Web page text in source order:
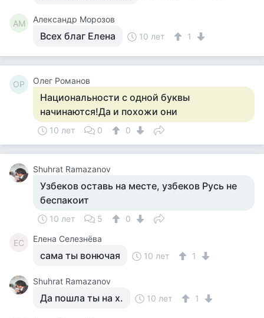
АМ Александр Морозов
Всех благ Елена 10 лет 1
ОР Олег Романов
Национальности с одной буквы
начинаются!Да и похожи они
10 лет 0 0
Shuhrat Ramazanov
Узбеков оставь на месте, узбеков Русь не
беспакоит
10 лет 5 0
ЕС Елена Селезнёва
сама ты вонючая 10 лет 1
Shuhrat Ramazanov
Да пошла ты на х. 10 лет 1